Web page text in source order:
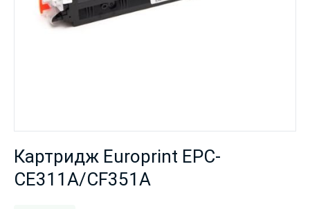
Картридж Europrint EPC-
CE311A/CF351A